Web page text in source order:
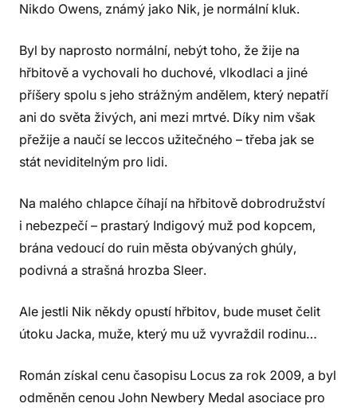
Nikdo Owens, známý jako Nik, je normální kluk.
Byl by naprosto normální, nebýt toho, že žije na
hřbitově a vychovali ho duchové, vlkodlaci a jiné
příšery spolu s jeho strážným andělem, který nepatří
ani do světa živých, ani mezi mrtvé. Díky nim však
přežije a naučí se leccos užitečného – třeba jak se
stát neviditelným pro lidi.
Na malého chlapce číhají na hřbitově dobrodružství
i nebezpečí – prastarý Indigový muž pod kopcem,
brána vedoucí do ruin města obývaných ghúly,
podivná a strašná hrozba Sleer.
Ale jestli Nik někdy opustí hřbitov, bude muset čelit
útoku Jacka, muže, který mu už vyvraždil rodinu…
Román získal cenu časopisu Locus za rok 2009, a byl
odměněn cenou John Newbery Medal asociace pro